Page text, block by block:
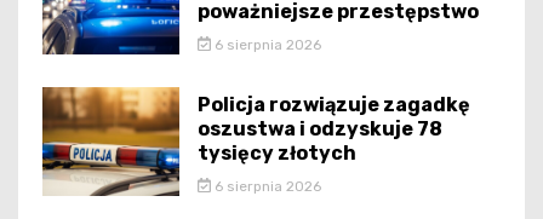
poważniejsze przestępstwo
6 sierpnia 2026
Policja rozwiązuje zagadkę
oszustwa i odzyskuje 78
tysięcy złotych
6 sierpnia 2026